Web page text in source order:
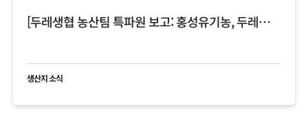
[두레생협 농산팀 특파원 보고: 홍성유기농, 두레한강 비 피해 현황 공유 ]
생산지 소식